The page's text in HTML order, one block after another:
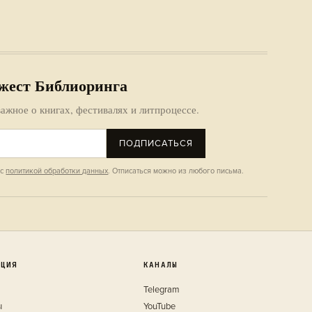
Библиоринга
о книгах, фестивалях и литпроцессе.
ПОДПИСАТЬСЯ
политикой обработки данных. Отписаться можно из любого письма.
КАНАЛЫ
Telegram
YouTube